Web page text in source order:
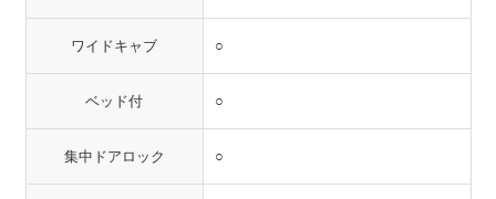
ワイドキャブ ○
ベッド付 ○
集中ドアロック ○